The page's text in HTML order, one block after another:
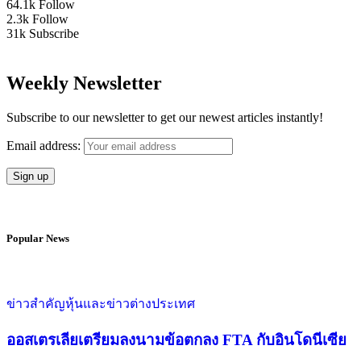
64.1k Follow
2.3k Follow
31k Subscribe
Weekly Newsletter
Subscribe to our newsletter to get our newest articles instantly!
Email address:
Popular News
ข่าวสำคัญหุ้นและข่าวต่างประเทศ
ออสเตรเลียเตรียมลงนามข้อตกลง FTA กับอินโดนีเซีย